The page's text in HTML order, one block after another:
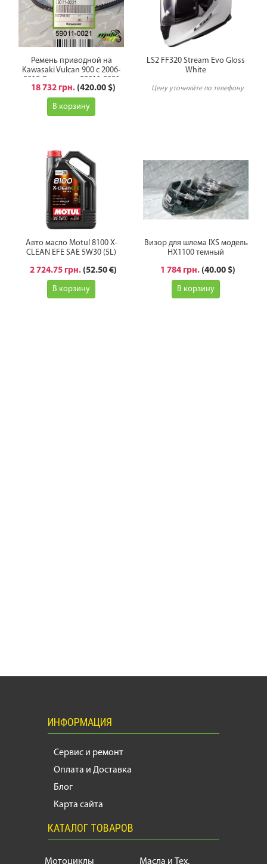
Ремень приводной на
Kawasaki Vulcan 900 с 2006-
2019 Оригинал 59011-0021
18 732 грн. (420.00 $)
В корзину
LS2 FF320 Stream Evo Gloss
White
Цену уточняйте по телефону
Авто масло Motul 8100 X-
CLEAN EFE SAE 5W30 (5L)
2 724.75 грн. (52.50 €)
В корзину
Визор для шлема IXS модель
HX1100 темный
1 784 грн. (40.00 $)
В корзину
ИНФОРМАЦИЯ
Сервис и ремонт
Оплата и Доставка
Блог
Карта сайта
КАТАЛОГ ТОВАРОВ
Мотоциклы
Масла и Тех.